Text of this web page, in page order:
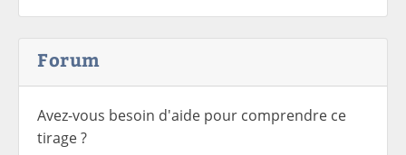
Forum
Avez-vous besoin d'aide pour comprendre ce
tirage ?